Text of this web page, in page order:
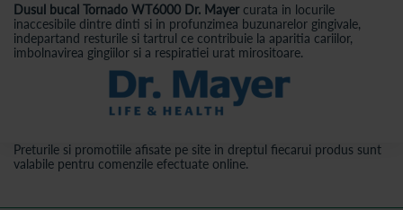
Dusul bucal Tornado WT6000 Dr. Mayer curata in locurile
inaccesibile dintre dinti si in profunzimea buzunarelor gingivale,
indepartand resturile si tartrul ce contribuie la aparitia cariilor,
imbolnavirea gingiilor si a respiratiei urat mirositoare.
Preturile si promotiile afisate pe site in dreptul fiecarui produs sunt
valabile pentru comenzile efectuate online.